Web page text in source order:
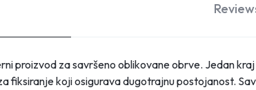
proizvod za savršeno oblikovane obrve. Jedan
fiksiranje koji osigurava dugotrajnu postojanost.